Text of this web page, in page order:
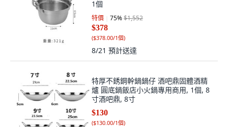
1個
特價 75%$1,552
$378
($378.00/1個)
8/21 預計送達
特厚不銹鋼幹鍋鍋仔 酒吧鼎固體酒精
爐 圓底鍋飯店小火鍋專用商用, 1個, 8
寸酒吧鼎, 8寸
$130
($130.00/1個)